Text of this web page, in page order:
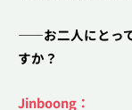
――お二人にとっ
すか？
Jinboong：